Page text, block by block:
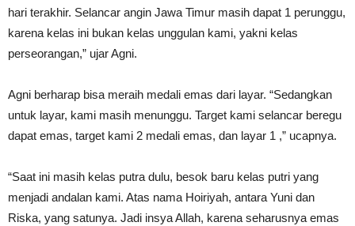
hari terakhir. Selancar angin Jawa Timur masih dapat 1 perunggu,
karena kelas ini bukan kelas unggulan kami, yakni kelas
perseorangan,” ujar Agni.
Agni berharap bisa meraih medali emas dari layar. “Sedangkan
untuk layar, kami masih menunggu. Target kami selancar beregu
dapat emas, target kami 2 medali emas, dan layar 1 ,” ucapnya.
“Saat ini masih kelas putra dulu, besok baru kelas putri yang
menjadi andalan kami. Atas nama Hoiriyah, antara Yuni dan
Riska, yang satunya. Jadi insya Allah, karena seharusnya emas